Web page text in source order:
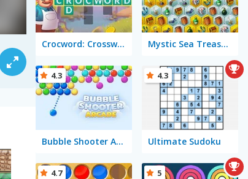
Crocword: Crossword Puzzle Game Mystic Sea Treasures
Bubble Shooter Arcade
4.3
Ultimate Sudoku
4.3
4.7 5